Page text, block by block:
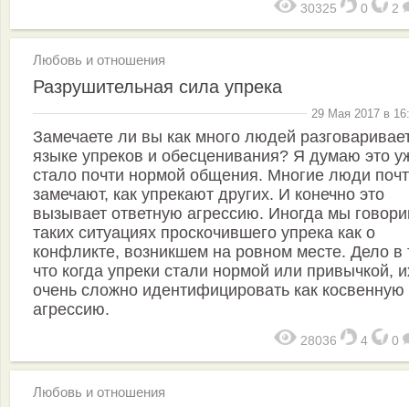
30325 0 2
Любовь и отношения
Разрушительная сила упрека
29 Мая 2017 в
Замечаете ли вы как много людей
языке упреков и обесценивания? Я думаю это
стало почти нормой общения. Многие люди
замечают, как упрекают других. И конечно это
вызывает ответную агрессию. Иногда мы
таких ситуациях проскочившего упрека как о
конфликте, возникшем на ровном месте. Дело в
что когда упреки стали нормой или привычкой,
очень сложно идентифицировать как косвенную
агрессию.
28036 4 0
Любовь и отношения